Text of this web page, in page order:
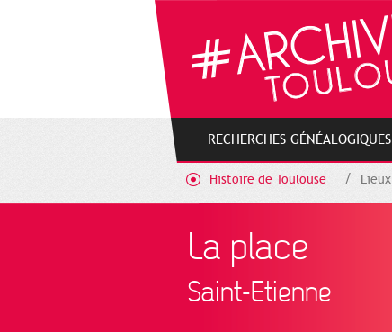
RECHERCHES GÉNÉALOGIQUES
Histoire de Toulouse Lieux
La place
Saint-Etienne
Cookies management panel